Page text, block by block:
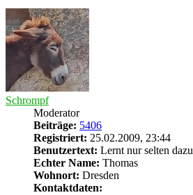
Schrompf
Moderator
Beiträge: 5406
Registriert: 25.02.2009, 23:44
Benutzertext: Lernt nur selten dazu
Echter Name: Thomas
Wohnort: Dresden
Kontaktdaten: